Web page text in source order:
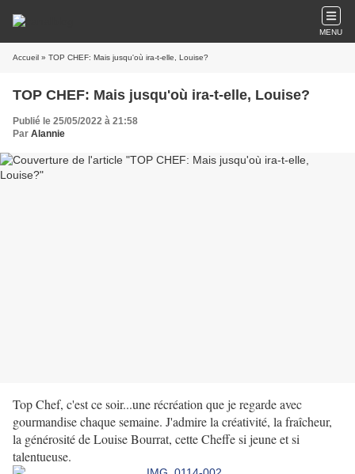
MENU
Accueil » TOP CHEF: Mais jusqu'où ira-t-elle, Louise?
TOP CHEF: Mais jusqu'où ira-t-elle, Louise?
Publié le 25/05/2022 à 21:58
Par Alannie
Top Chef, c'est ce soir...une récréation que je regarde avec
gourmandise chaque semaine. J'admire la créativité, la fraîcheur,
la générosité de Louise Bourrat, cette Cheffe si jeune et si
talentueuse.